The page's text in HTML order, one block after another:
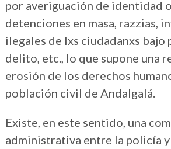
por averiguación de identidad
detenciones en masa, razzias,
ilegales de lxs ciudadanxs bajo
delito, etc., lo que supone una
erosión de los derechos
población civil de Andalgalá.
Existe, en este sentido, una
administrativa entre la policía